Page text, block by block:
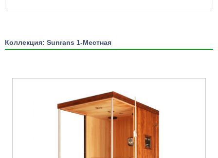
Коллекция: Sunrans 1-Местная